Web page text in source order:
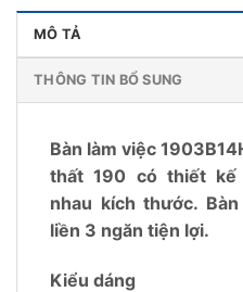
MÔ TẢ
THÔNG TIN BỔ SUNG
Bàn làm việc
thất 190 có thiết kế
nhau kích thước.
liền 3 ngăn tiện lợi.
Kiểu dáng